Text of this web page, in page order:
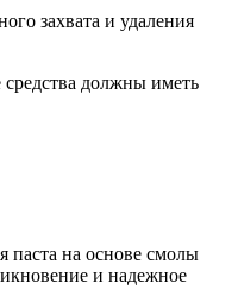
захвата и удаления
должны иметь
паста на основе смолы
и надежное